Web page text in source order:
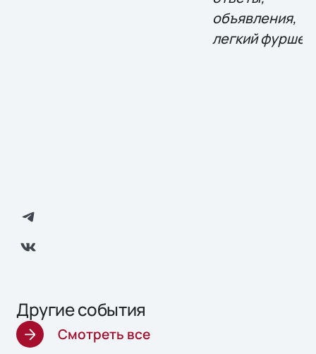
объявления,
легкий фуршет
Другие события
Смотреть все